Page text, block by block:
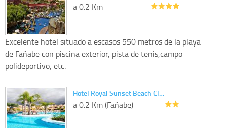
a 0.2 Km
Excelente hotel situado a escasos 550 metros de la playa
de Fañabe con piscina exterior, pista de tenis,campo
polideportivo, etc.
Hotel Royal Sunset Beach Cl…
a 0.2 Km (Fañabe)